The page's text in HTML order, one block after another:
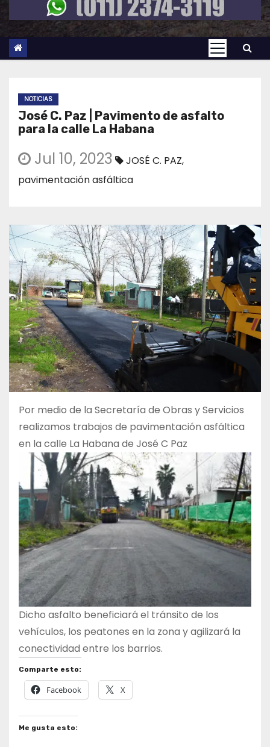
NOTICIAS
José C. Paz | Pavimento de asfalto
para la calle La Habana
Jul 10, 2023 JOSÉ C. PAZ,
pavimentación asfáltica
Por medio de la Secretaría de Obras y Servicios
realizamos trabajos de pavimentación asfáltica
en la calle La Habana de José C Paz
Dicho asfalto beneficiará el tránsito de los
vehículos, los peatones en la zona y agilizará la
conectividad entre los barrios.
Comparte esto:
Facebook X
Me gusta esto: